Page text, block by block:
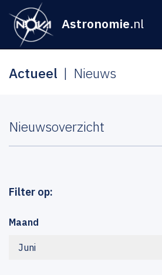
Astronomie.nl
Actueel Nieuws
Nieuwsoverzicht
Filter op:
Maand
Juni